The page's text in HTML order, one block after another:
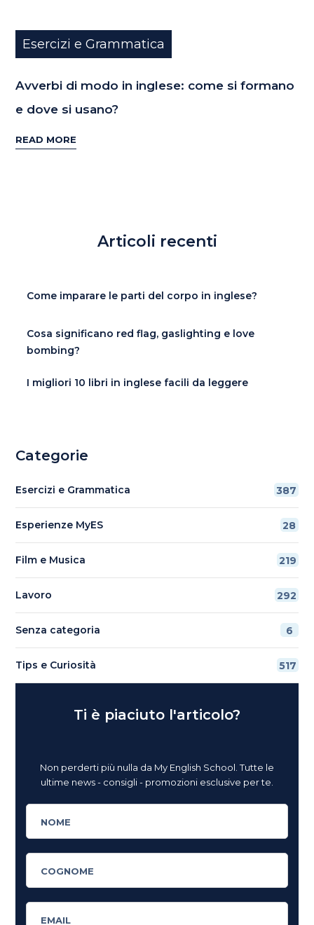
Esercizi e Grammatica
Avverbi di modo in inglese: come si formano
e dove si usano?
READ MORE
Articoli recenti
Come imparare le parti del corpo in inglese?
Cosa significano red flag, gaslighting e love
bombing?
I migliori 10 libri in inglese facili da leggere
Categorie
Esercizi e Grammatica 387
Esperienze MyES 28
Film e Musica 219
Lavoro 292
Senza categoria 6
Tips e Curiosità 517
Ti è piaciuto l'articolo?
Non perderti più nulla da My English School. Tutte le
ultime news - consigli - promozioni esclusive per te.